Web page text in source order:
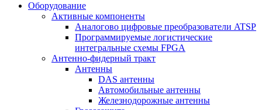
Оборудование
Активные компоненты
Аналогово цифровые преобразователи ATSP
Программируемые логистические
интегральные схемы FPGA
Антенно-фидерный тракт
Антенны
DAS антенны
Автомобильные антенны
Железнодорожные антенны